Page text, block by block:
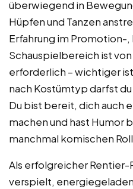
überwiegend in
Hüpfen und Tanzen
Erfahrung im
Schauspielbereich ist
erforderlich – wichtiger
nach Kostümtyp darfst
Du bist bereit, dich auch
machen und hast Humor
manchmal komischen
Als erfolgreicher
verspielt,